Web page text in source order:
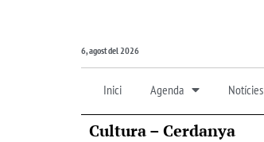
6, agost del 2026
Inici Agenda Notícies
Cultura – Cerdanya